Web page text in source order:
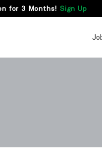
for 3 Months! Sign Up